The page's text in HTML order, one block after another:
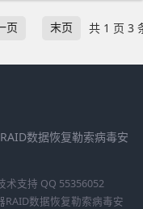
页 末页 共 1 页 3
数据恢复勒索病毒安
术支持 QQ 55356052
数据恢复勒索病毒安